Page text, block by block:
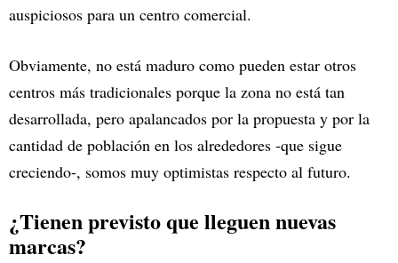
auspiciosos para un centro comercial.
Obviamente, no está maduro como pueden estar otros
centros más tradicionales porque la zona no está tan
desarrollada, pero apalancados por la propuesta y por la
cantidad de población en los alrededores -que sigue
creciendo-, somos muy optimistas respecto al futuro.
¿Tienen previsto que lleguen nuevas
marcas?